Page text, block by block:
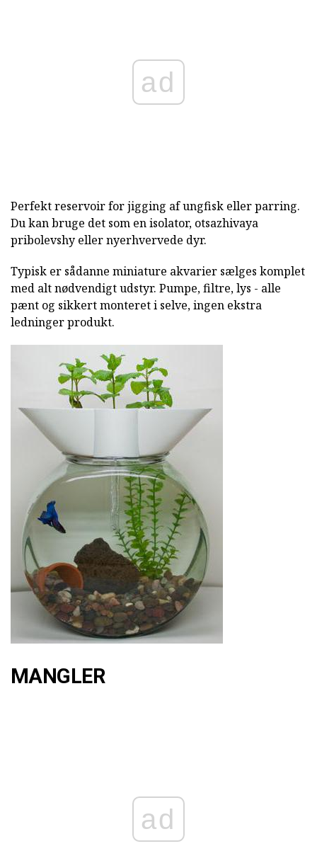
ad
Perfekt reservoir for jigging af ungfisk eller parring.
Du kan bruge det som en isolator, otsazhivaya
pribolevshy eller nyerhvervede dyr.
Typisk er sådanne miniature akvarier sælges komplet
med alt nødvendigt udstyr. Pumpe, filtre, lys - alle
pænt og sikkert monteret i selve, ingen ekstra
ledninger produkt.
MANGLER
ad